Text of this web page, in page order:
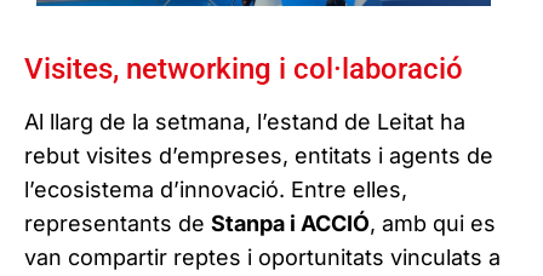
Visites, networking i col·laboració
Al llarg de la setmana, l’estand de Leitat ha
rebut visites d’empreses, entitats i agents de
l’ecosistema d’innovació. Entre elles,
representants de Stanpa i ACCIÓ, amb qui es
van compartir reptes i oportunitats vinculats a